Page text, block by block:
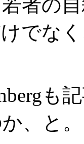
者の
でな
も
、と。